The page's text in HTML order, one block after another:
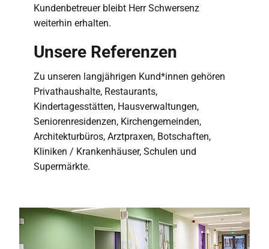
Kundenbetreuer bleibt Herr Schwersenz
weiterhin erhalten.
Unsere Referenzen
Zu unseren langjährigen Kund*innen gehören
Privathaushalte, Restaurants,
Kindertagesstätten, Hausverwaltungen,
Seniorenresidenzen, Kirchengemeinden,
Architekturbüros, Arztpraxen, Botschaften,
Kliniken / Krankenhäuser, Schulen und
Supermärkte.